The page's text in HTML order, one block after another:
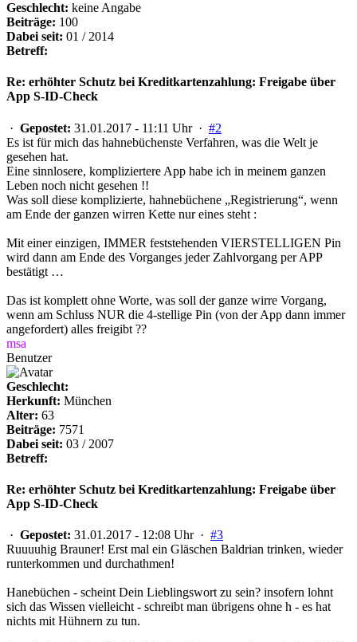
Geschlecht: keine Angabe
Beiträge: 100
Dabei seit: 01 / 2014
Betreff:
Re: erhöhter Schutz bei Kreditkartenzahlung: Freigabe über
App S-ID-Check
· Gepostet: 31.01.2017 - 11:11 Uhr · #2
Es ist für mich das hahnebüchenste Verfahren, was die Welt je
gesehen hat.
Eine sinnlosere, kompliziertere App habe ich in meinem ganzen
Leben noch nicht gesehen !!
Was soll diese komplizierte, hahnebüchene „Registrierung“, wenn
am Ende der ganzen wirren Kette nur eines steht :
Mit einer einzigen, IMMER feststehenden VIERSTELLIGEN Pin
wird dann am Ende des Vorganges jeder Zahlvorgang per APP
bestätigt …
Das ist komplett ohne Worte, was soll der ganze wirre Vorgang,
wenn am Schluss NUR die 4-stellige Pin (von der App dann immer
angefordert) alles freigibt ??
msa
Benutzer
Geschlecht:
Herkunft: München
Alter: 63
Beiträge: 7571
Dabei seit: 03 / 2007
Betreff:
Re: erhöhter Schutz bei Kreditkartenzahlung: Freigabe über
App S-ID-Check
· Gepostet: 31.01.2017 - 12:08 Uhr · #3
Ruuuuhig Brauner! Erst mal ein Gläschen Baldrian trinken, wieder
runterkommen und durchathmen!
Hanebüchen - scheint Dein Lieblingswort zu sein? insofern lohnt
sich das Wissen vielleicht - schreibt man übrigens ohne h - es hat
nichts mit Hühnern zu tun.